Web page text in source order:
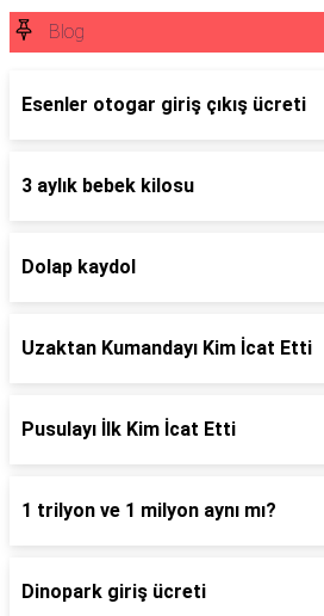
Blog
Esenler otogar giriş çıkış ücreti
3 aylık bebek kilosu
Dolap kaydol
Uzaktan Kumandayı Kim İcat Etti
Pusulayı İlk Kim İcat Etti
1 trilyon ve 1 milyon aynı mı?
Dinopark giriş ücreti